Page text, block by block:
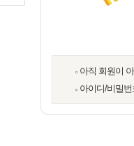
아직 회원이
아이디/비밀